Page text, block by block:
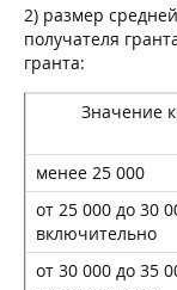
2) размер
получателя
гранта:
Значение
менее 25 000
от 25 000 до 30
включительно
от 30 000 до 35